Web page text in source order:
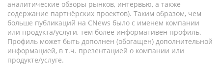
аналитические обзоры рынков, интервью, а также
содержание партнёрских проектов). Таким образом, чем
больше публикаций на CNews было с именем компании
или продукта/услуги, тем более информативен профиль.
Профиль может быть дополнен (обогащен) дополнительной
информацией, в т.ч. презентацией о компании или
продукте/услуге.